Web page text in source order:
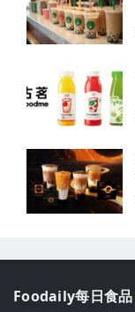
Foodaily每日食品